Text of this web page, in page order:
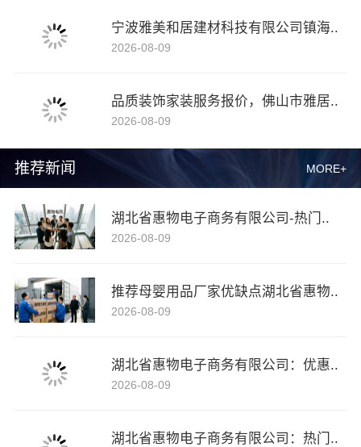
推荐新闻 MORE+
湖北省惠物电子商务有限公司-热门..
2026-08-09
推荐母婴用品厂家优缺点湖北省惠物..
2026-08-09
湖北省惠物电子商务有限公司：优惠..
2026-08-09
湖北省惠物电子商务有限公司：热门..
宁波雅美和居建材科技有限公司镇海..
2026-08-09
品质装饰家装服务报价，佛山市雅居..
2026-08-09